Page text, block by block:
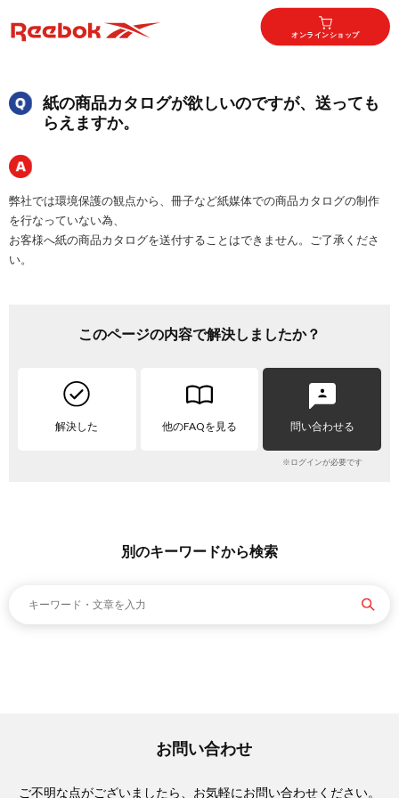
オンラインショップ
紙の商品カタログが欲しいのですが、送っても
らえますか。
弊社では環境保護の観点から、冊子など紙媒体での商品カタログの制作
を行なっていない為、
お客様へ紙の商品カタログを送付することはできません。ご了承くださ
い。
このページの内容で解決しましたか？
解決した 他のFAQを見る 問い合わせる
※ログインが必要です
別のキーワードから検索
お問い合わせ
ご不明な点がございましたら、お気軽にお問い合わせください。